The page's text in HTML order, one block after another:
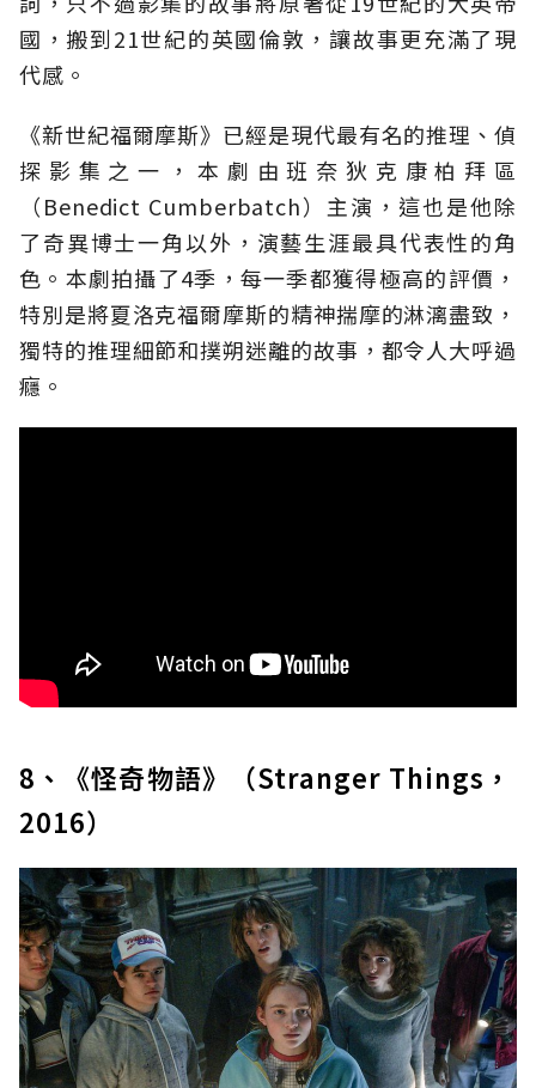
國，搬到21世紀的英國倫敦，讓故事更充滿了現
代感。
《新世紀福爾摩斯》已經是現代最有名的推理、偵
探影集之一，本劇由班奈狄克康柏拜區
（Benedict Cumberbatch）主演，這也是他除
了奇異博士一角以外，演藝生涯最具代表性的角
色。本劇拍攝了4季，每一季都獲得極高的評價，
特別是將夏洛克福爾摩斯的精神揣摩的淋漓盡致，
獨特的推理細節和撲朔迷離的故事，都令人大呼過
癮。
8、《怪奇物語》（Stranger Things，
2016）